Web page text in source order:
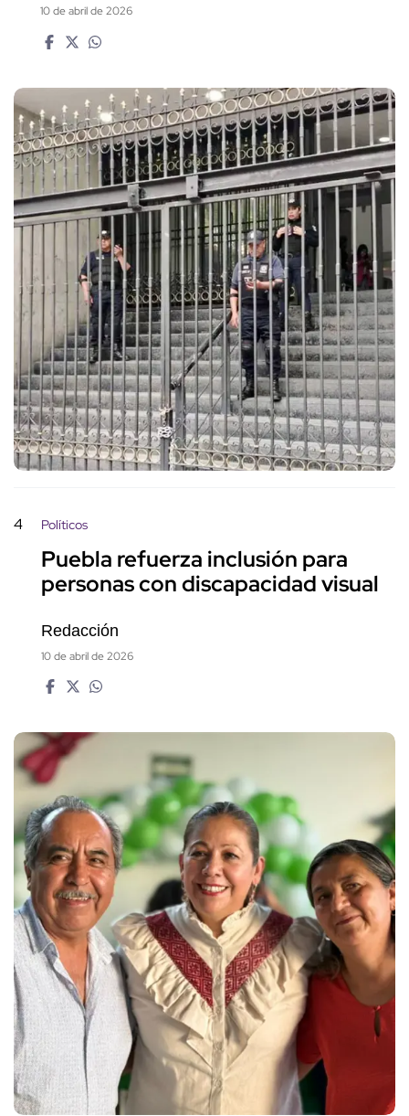
10 de abril de 2026
4 Políticos
Puebla refuerza inclusión para
personas con discapacidad visual
Redacción
10 de abril de 2026